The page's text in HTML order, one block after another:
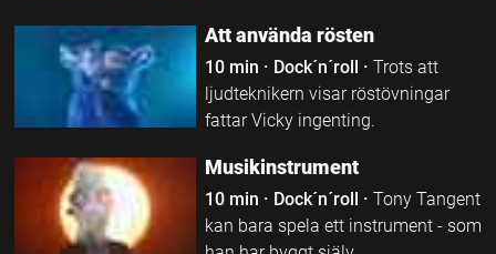
Att använda rösten
10 min · Dock´n´roll · Trots att
ljudteknikern visar röstövningar
fattar Vicky ingenting.
Musikinstrument
10 min · Dock´n´roll · Tony Tangent
kan bara spela ett instrument - som